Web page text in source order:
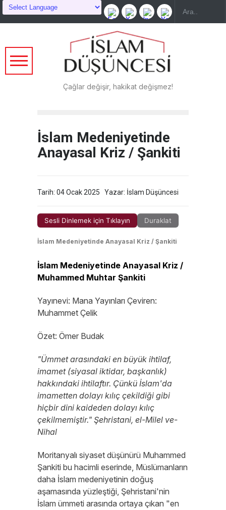
Çağlar değişir, hakikat değişmez!
İslam Medeniyetinde
Anayasal Kriz / Şankiti
Tarih: 04 Ocak 2025 Yazar: İslam Düşüncesi
Sesli Dinlemek için Tıklayın Duraklat
İslam Medeniyetinde Anayasal Kriz / Şankiti
İslam Medeniyetinde Anayasal Kriz /
Muhammed Muhtar Şankiti
Yayınevi: Mana Yayınları Çeviren:
Muhammet Çelik
Özet: Ömer Budak
"Ümmet arasındaki en büyük ihtilaf,
imamet (siyasal iktidar, başkanlık)
hakkındaki ihtilaftır. Çünkü İslam'da
imametten dolayı kılıç çekildiği gibi
hiçbir dini kaideden dolayı kılıç
çekilmemiştir." Şehristani, el-Milel ve-
Nihal
Moritanyalı siyaset düşünürü Muhammed
Şankiti bu hacimli eserinde, Müslümanların
daha İslam medeniyetinin doğuş
aşamasında yüzleştiği, Şehristani'nin
İslam ümmeti arasında ortaya çıkan "en